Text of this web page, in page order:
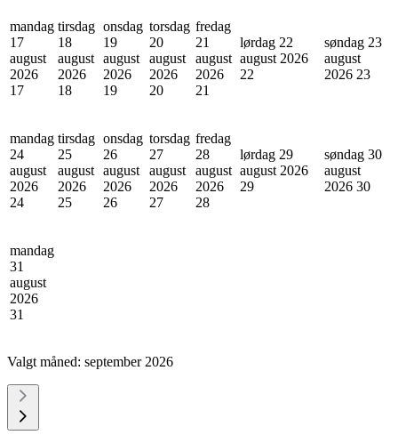
mandag
17
august
2026
17
tirsdag
18
august
2026
18
onsdag
19
august
2026
19
torsdag
20
august
2026
20
fredag
21
august
2026
21
lørdag 22
august 2026
22
søndag 23
august
2026 23
mandag
24
august
2026
24
tirsdag
25
august
2026
25
onsdag
26
august
2026
26
torsdag
27
august
2026
27
fredag
28
august
2026
28
lørdag 29
august 2026
29
søndag 30
august
2026 30
mandag
31
august
2026
31
Valgt måned: september 2026